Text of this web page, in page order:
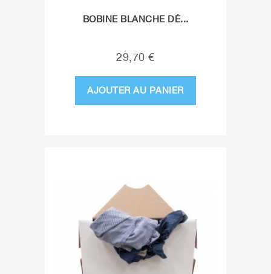
BOBINE BLANCHE DÉ...
29,70 €
AJOUTER AU PANIER